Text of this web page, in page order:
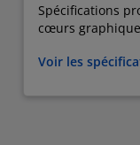
Spécifications
cœurs
Voir les